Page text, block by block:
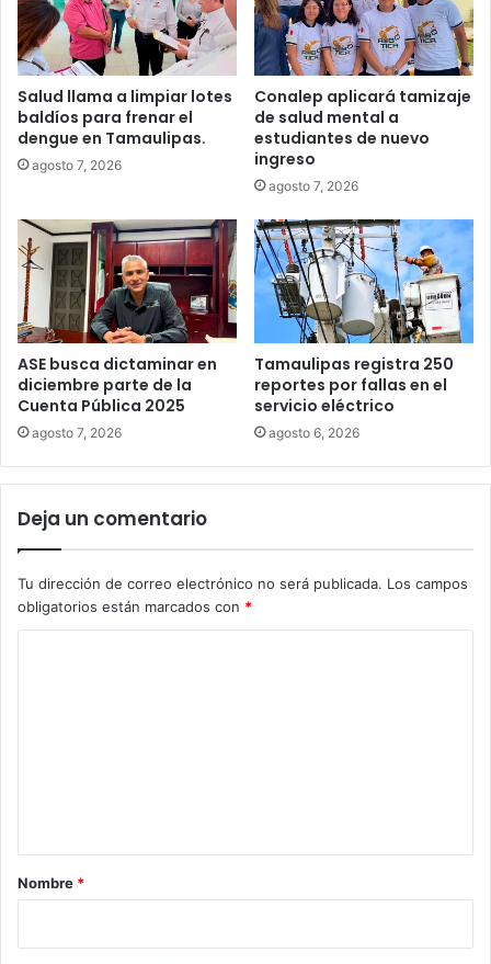
Salud llama a limpiar lotes
baldíos para frenar el
dengue en Tamaulipas.
agosto 7, 2026
Conalep aplicará tamizaje
de salud mental a
estudiantes de nuevo
ingreso
agosto 7, 2026
ASE busca dictaminar en
diciembre parte de la
Cuenta Pública 2025
agosto 7, 2026
Tamaulipas registra 250
reportes por fallas en el
servicio eléctrico
agosto 6, 2026
Deja un comentario
Tu dirección de correo electrónico no será publicada. Los campos
obligatorios están marcados con *
rNombre *